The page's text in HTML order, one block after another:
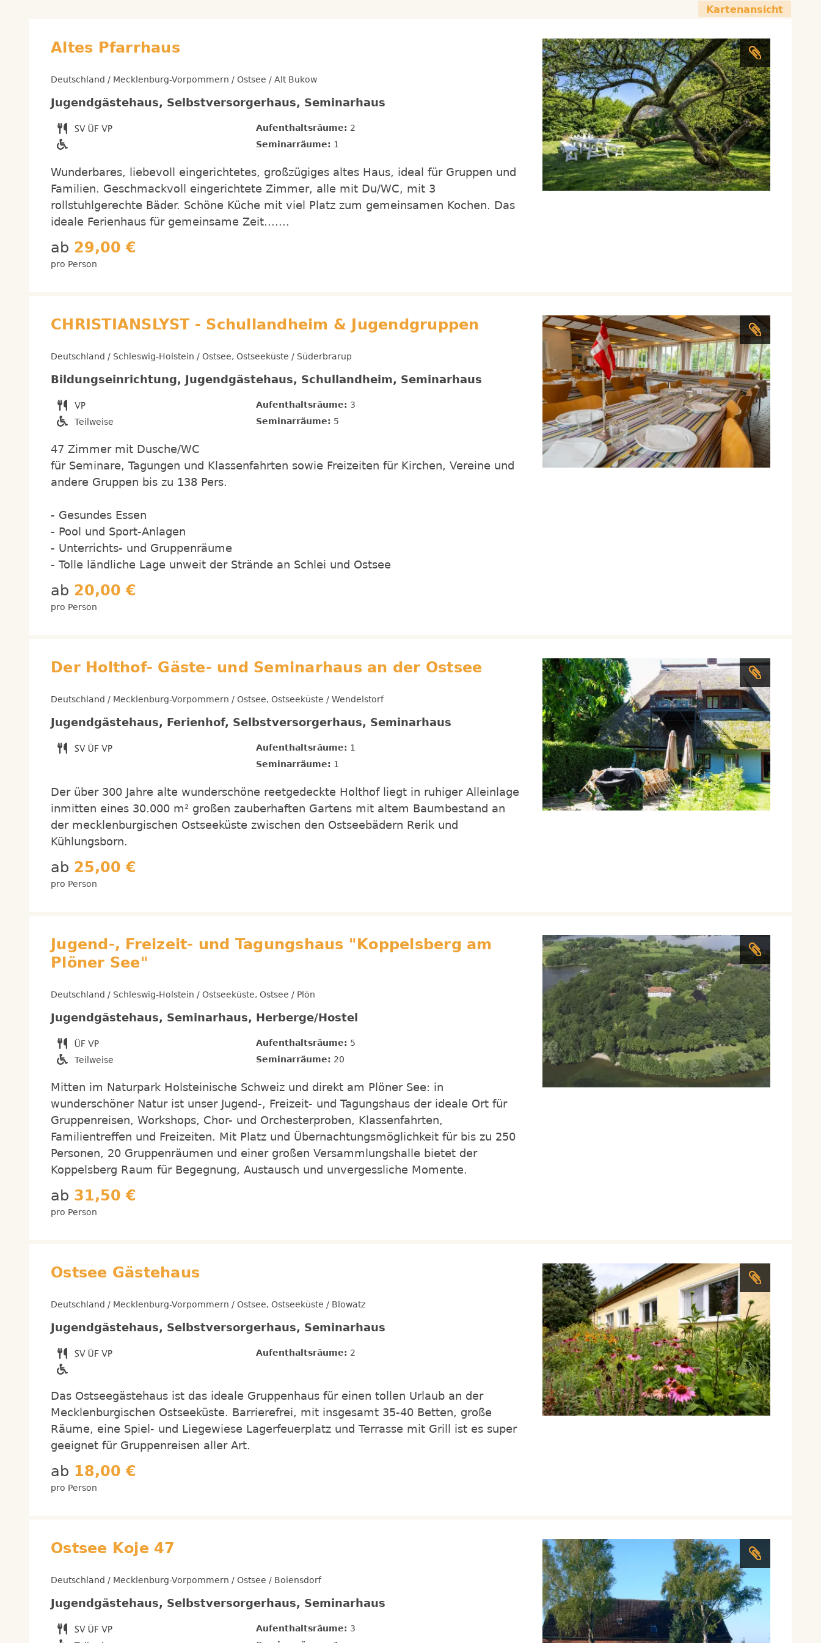
Kartenansicht
Altes Pfarrhaus
Deutschland / Mecklenburg-Vorpommern / Ostsee / Alt Bukow
Jugendgästehaus, Selbstversorgerhaus, Seminarhaus
Aufenthaltsräume: 2
Seminarräume: 1
Wunderbares, liebevoll eingerichtetes, großzügiges altes Haus, ideal für Gruppen und
Familien. Geschmackvoll eingerichtete Zimmer, alle mit Du/WC, mit 3
rollstuhlgerechte Bäder. Schöne Küche mit viel Platz zum gemeinsamen Kochen. Das
ideale Ferienhaus für gemeinsame Zeit.......
ab 29,00 €
pro Person
CHRISTIANSLYST - Schullandheim & Jugendgruppen
Deutschland / Schleswig-Holstein / Ostsee, Ostseeküste / Süderbrarup
Bildungseinrichtung, Jugendgästehaus, Schullandheim, Seminarhaus
Teilweise
Aufenthaltsräume: 3
Seminarräume: 5
47 Zimmer mit Dusche/WC
für Seminare, Tagungen und Klassenfahrten sowie Freizeiten für Kirchen, Vereine und
andere Gruppen bis zu 138 Pers.
- Gesundes Essen
- Pool und Sport-Anlagen
- Unterrichts- und Gruppenräume
- Tolle ländliche Lage unweit der Strände an Schlei und Ostsee
ab 20,00 €
pro Person
Der Holthof- Gäste- und Seminarhaus an der Ostsee
Deutschland / Mecklenburg-Vorpommern / Ostsee, Ostseeküste / Wendelstorf
Jugendgästehaus, Ferienhof, Selbstversorgerhaus, Seminarhaus
Aufenthaltsräume: 1
Seminarräume: 1
Der über 300 Jahre alte wunderschöne reetgedeckte Holthof liegt in ruhiger Alleinlage
inmitten eines 30.000 m² großen zauberhaften Gartens mit altem Baumbestand an
der mecklenburgischen Ostseeküste zwischen den Ostseebädern Rerik und
Kühlungsborn.
ab 25,00 €
pro Person
Jugend-, Freizeit- und Tagungshaus "Koppelsberg am
Plöner See"
Deutschland / Schleswig-Holstein / Ostseeküste, Ostsee / Plön
Jugendgästehaus, Seminarhaus, Herberge/Hostel
Teilweise
Aufenthaltsräume: 5
Seminarräume: 20
Mitten im Naturpark Holsteinische Schweiz und direkt am Plöner See: in
wunderschöner Natur ist unser Jugend-, Freizeit- und Tagungshaus der ideale Ort für
Gruppenreisen, Workshops, Chor- und Orchesterproben, Klassenfahrten,
Familientreffen und Freizeiten. Mit Platz und Übernachtungsmöglichkeit für bis zu 250
Personen, 20 Gruppenräumen und einer großen Versammlungshalle bietet der
Koppelsberg Raum für Begegnung, Austausch und unvergessliche Momente.
ab 31,50 €
pro Person
Ostsee Gästehaus
Deutschland / Mecklenburg-Vorpommern / Ostsee, Ostseeküste / Blowatz
Jugendgästehaus, Selbstversorgerhaus, Seminarhaus
Aufenthaltsräume: 2
Das Ostseegästehaus ist das ideale Gruppenhaus für einen tollen Urlaub an der
Mecklenburgischen Ostseeküste. Barrierefrei, mit insgesamt 35-40 Betten, große
Räume, eine Spiel- und Liegewiese Lagerfeuerplatz und Terrasse mit Grill ist es super
geeignet für Gruppenreisen aller Art.
ab 18,00 €
pro Person
Ostsee Koje 47
Deutschland / Mecklenburg-Vorpommern / Ostsee / Boiensdorf
Jugendgästehaus, Selbstversorgerhaus, Seminarhaus
Aufenthaltsräume: 3